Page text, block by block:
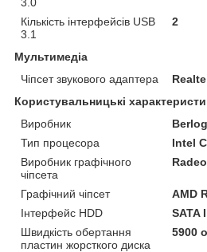
Кількість інтерфейсів USB
3.1
2
Мультимедіа
Чіпсет звукового адаптера
Користувальницькі
Виробник
Тип процесора
Intel
Виробник графічного
чіпсета
Графічний чіпсет
AMD
Інтерфейс HDD
SATA
Швидкість обертання
пластин жорсткого диска
5900